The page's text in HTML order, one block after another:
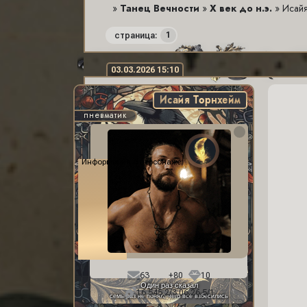
» Танец Вечности » X век до н.э. »
страница: 1
03.03.2026 15:10
Исайя Торнхейм
пневматик
Информация о персонаже:
Один раз сказал
семь раз не понял, чего все взбесились
63 +80
10
16 545,2/3 06.26,5/1